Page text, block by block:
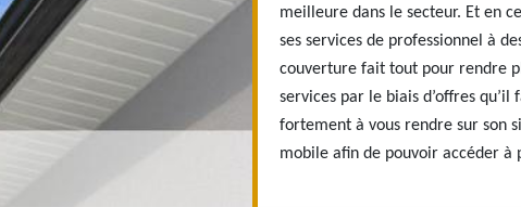
meilleure dans le secteur. Et en
ses services de professionnel à
couverture fait tout pour rendre
services par le biais d’offres
fortement à vous rendre sur son
mobile afin de pouvoir accéder à